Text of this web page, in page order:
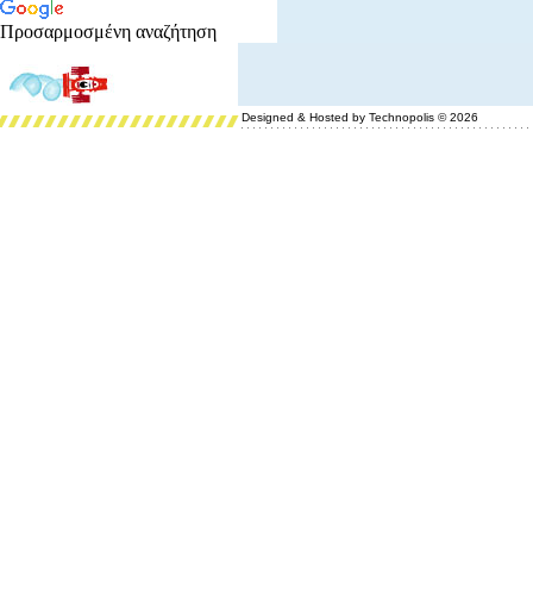
Προσαρμοσμένη αναζήτηση
Designed & Hosted by Technopolis © 2026